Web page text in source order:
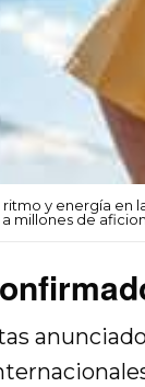
y energía en
millones de